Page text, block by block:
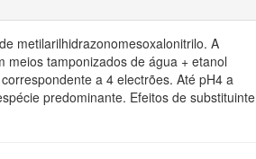
metilarilhidrazonomesoxalonitrilo. A
meios tamponizados de água + etanol
a 4 electrões. Até pH4 a
predominante. Efeitos de substituinte